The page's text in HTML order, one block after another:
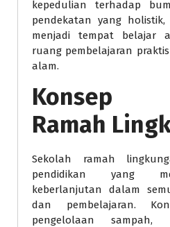
kepedulian terhadap
pendekatan yang
menjadi tempat belajar
ruang pembelajaran
alam.
Konsep
Ramah
Sekolah ramah
pendidikan yang
keberlanjutan dalam
dan pembelajaran.
pengelolaan sampah,